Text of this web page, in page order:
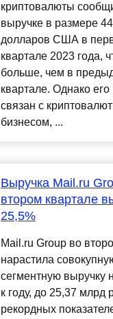
криптовалюты
выручке в размере
долларов США в
квартале 2023 года,
больше, чем в
квартале. Однако его
связан с
бизнесом, ...
Выручка Mail.ru
втором квартале
25,5%
Mail.ru Group во
нарастила
сегментную выручку
к году, до 25,37 млрд
рекордных